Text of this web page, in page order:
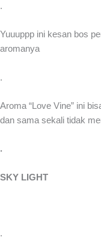
.
Yuuuppp ini kesan bos
aromanya
.
Aroma “Love Vine” ini
dan sama sekali tidak
.
SKY LIGHT
.